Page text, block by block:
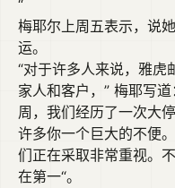
“
梅耶尔上周五表示，说
运。
“对于许多人来说，雅虎
家人和客户，” 梅耶写
周，我们经历了一次大
许多你一个巨大的不便
们正在采取非常重视。
在第一“。